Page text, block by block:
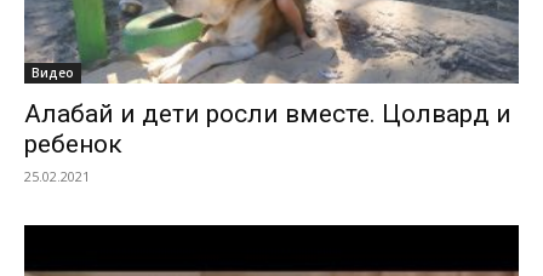
Видео
Алабай и дети росли вместе. Цолвард и
ребенок
25.02.2021